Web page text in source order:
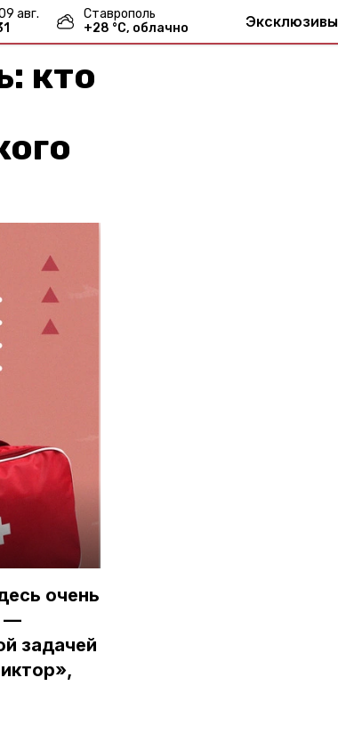
09 авг.
Ставрополь
+28 °С, облачно Эксклюзивы
кто
очень
—
задачей